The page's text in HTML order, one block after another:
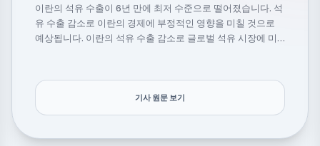
이란의 석유 수출이 6년 만에 최저 수준으로 떨어졌습니다. 석
유 수출 감소로 이란의 경제에 부정적인 영향을 미칠 것으로
예상됩니다. 이란의 석유 수출 감소로 글로벌 석유 시장에 미
기사 원문 보기